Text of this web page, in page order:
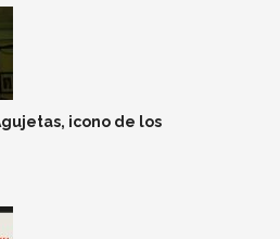
icono de los